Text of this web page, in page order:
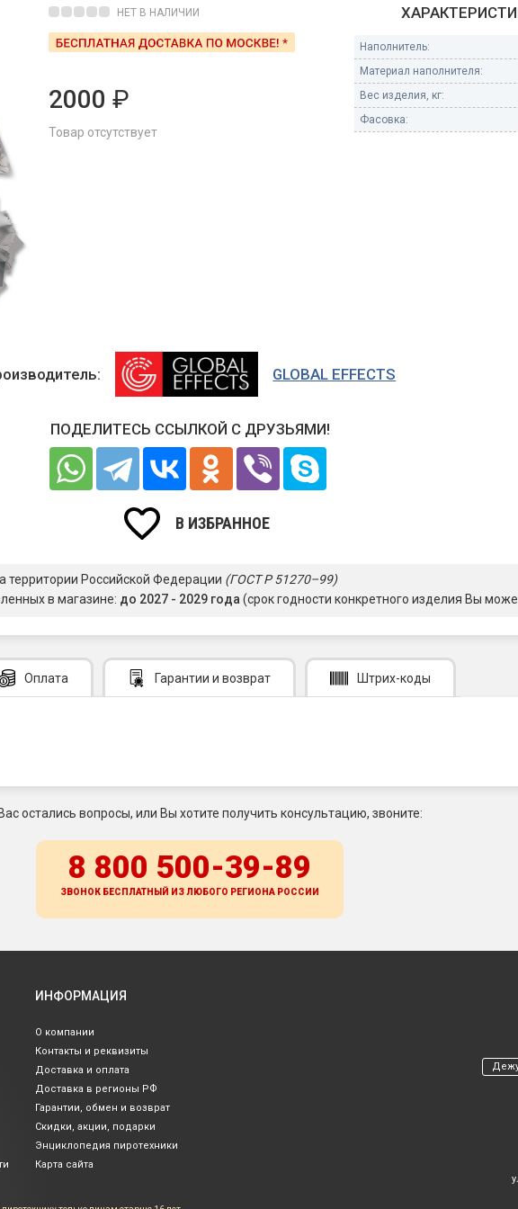
наземные
и огонь
Бенгальские огни малые
Бенгальские огни большие
Фестивальные шары
НЕТ В НАЛИЧИИ
2000 ₽
Товар отсутствует
Наполнитель:
Материал наполнителя:
Вес изделия, кг:
Фасовка:
GLOBAL EFFECTS
ПОДЕЛИТЕСЬ ССЫЛКОЙ С ДРУЗЬЯМИ!
В ИЗБРАННОЕ
территории Российской Федерации (ГОСТ Р 51270–99)
в магазине: до 2027 - 2029 года(срок годности конкретного изделия Вы
Оплата Гарантии и возврат Штрих-коды
остались вопросы, или Вы хотите получить консультацию, звоните:
8 800 500-39-89
ЗВОНОК БЕСПЛАТНЫЙ ИЗ ЛЮБОГО РЕГИОНА РОССИИ
ИНФОРМАЦИЯ
О компании
Контакты и реквизиты
Доставка и оплата
Доставка в регионы РФ
Гарантии, обмен и возврат
Скидки, акции, подарки
Энциклопедия пиротехники
Карта сайта